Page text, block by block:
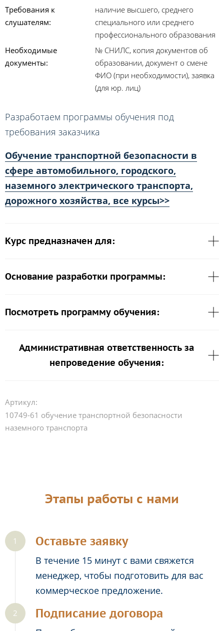
Требования к
слушателям:
наличие высшего, среднего
специального или среднего
профессионального образования
Необходимые
документы:
№ СНИЛС, копия документов об
образовании, документ о смене
ФИО (при необходимости), заявка
(для юр. лиц)
Разработаем программы обучения под
требования заказчика
Обучение транспортной безопасности в
сфере автомобильного, городского,
наземного электрического транспорта,
дорожного хозяйства, все курсы>>
Курс предназначен для:
Основание разработки программы:
Посмотреть программу обучения:
Административная ответственность за
непроведение обучения:
Артикул:
10749-61 обучение транспортной безопасности
наземного транспорта
Этапы работы с нами
Оставьте заявку
В течение 15 минут с вами свяжется
менеджер, чтобы подготовить для вас
коммерческое предложение.
Подписание договора